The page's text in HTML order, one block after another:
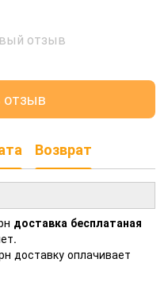
отзыв
отзыв
Возврат
доставка бесплатаная
доставку оплачивает